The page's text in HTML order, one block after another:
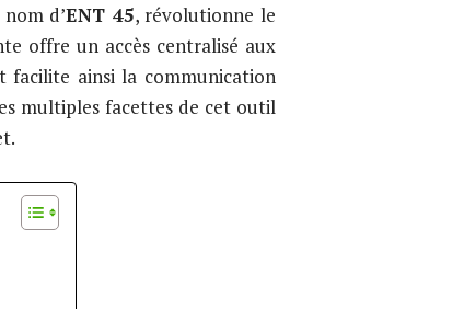
d’ENT 45, révolutionne le
offre un accès centralisé aux
facilite ainsi la communication
multiples facettes de cet outil